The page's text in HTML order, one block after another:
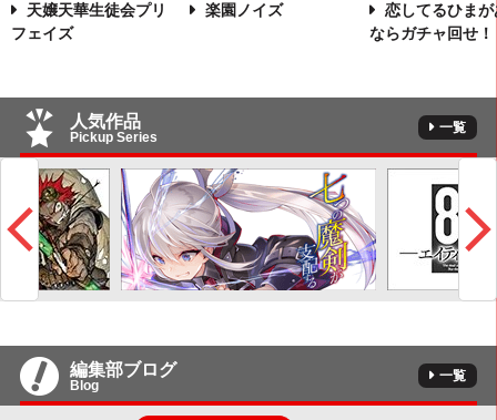
天嬢天華生徒会プリ
フェイズ
楽園ノイズ
恋してるひまが
ならガチャ回せ！
人気作品
Pickup Series
一覧
編集部ブログ
Blog
一覧